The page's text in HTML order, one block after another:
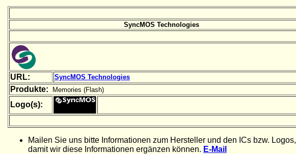
SyncMOS Technologies
URL: SyncMOS Technologies
Produkte: Memories (Flash)
Logo(s):
Mailen Sie uns bitte Informationen zum Hersteller und den ICs bzw. Logos,
damit wir diese Informationen ergänzen können. E-Mail